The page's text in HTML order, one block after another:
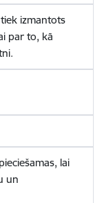
izmantots
par to, kā
lai
un